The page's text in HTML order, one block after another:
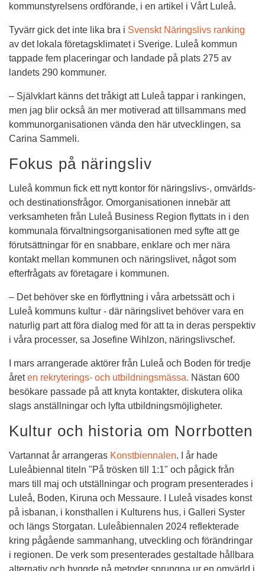
kommunstyrelsens ordförande, i en artikel i Vårt Luleå.
Tyvärr gick det inte lika bra i Svenskt Näringslivs ranking
av det lokala företagsklimatet i Sverige. Luleå kommun
tappade fem placeringar och landade på plats 275 av
landets 290 kommuner.
– Självklart känns det tråkigt att Luleå tappar i rankingen,
men jag blir också än mer motiverad att tillsammans med
kommunorganisationen vända den här utvecklingen, sa
Carina Sammeli.
Fokus på näringsliv
Luleå kommun fick ett nytt kontor för näringslivs-, omvärlds-
och destinationsfrågor. Omorganisationen innebär att
verksamheten från Luleå Business Region flyttats in i den
kommunala förvaltningsorganisationen med syfte att ge
förutsättningar för en snabbare, enklare och mer nära
kontakt mellan kommunen och näringslivet, något som
efterfrågats av företagare i kommunen.
– ­­­Det behöver ske en förflyttning i våra arbetssätt och i
Luleå kommuns kultur - där näringslivet behöver vara en
naturlig part att föra dialog med för att ta in deras perspektiv
i våra processer, sa Josefine Wihlzon, näringslivschef.
I mars arrangerade aktörer från Luleå och Boden för tredje
året en rekryterings- och utbildningsmässa. Nästan 600
besökare passade på att knyta kontakter, diskutera olika
slags anställningar och lyfta utbildningsmöjligheter.
Kultur och historia om Norrbotten
Vartannat år arrangeras Konstbiennalen. I år hade
Luleåbiennal titeln "På trösken till 1:1" och pågick från
mars till maj och utställningar och program presenterades i
Luleå, Boden, Kiruna och Messaure. I Luleå visades konst
på isbanan, i konsthallen i Kulturens hus, i Galleri Syster
och längs Storgatan. Luleåbiennalen 2024 reflekterade
kring pågående sammanhang, utveckling och förändringar
i regionen. De verk som presenterades gestaltade hållbara
alternativ och byggde på metoder sprungna ur en omvärld i